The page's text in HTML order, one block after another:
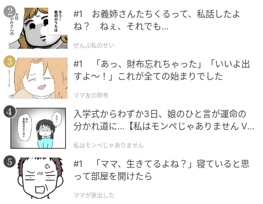
#1 お義姉さんたちくるって、私話したよ
ね？ ねぇ、それでも…
ぜんぶ私のせい
#1 「あっ、財布忘れちゃった」「いいよ出
すよ〜！」これが全ての始まりでした
ママ友の財布
入学式からわずか3日、娘のひと言が運命の
分かれ道に…【私はモンペじゃありません Vo
私はモンペじゃありません
#1 「ママ、生きてるよね？」寝ていると思
って部屋を開けたら
ママが家出した